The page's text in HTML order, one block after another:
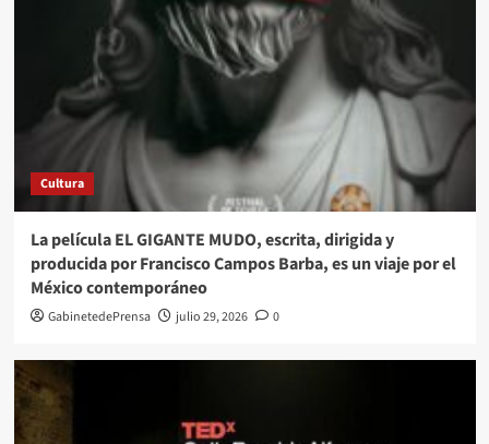
Cultura
La película EL GIGANTE MUDO, escrita, dirigida y
producida por Francisco Campos Barba, es un viaje por el
México contemporáneo
GabinetedePrensa julio 29, 2026 0